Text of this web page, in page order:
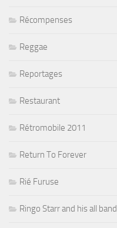
Récompenses
Reggae
Reportages
Restaurant
Rétromobile 2011
Return To Forever
Rié Furuse
Ringo Starr and his all band